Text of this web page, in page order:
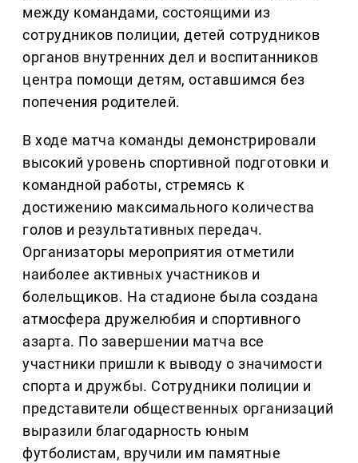
между командами, состоящими из
сотрудников полиции, детей сотрудников
органов внутренних дел и воспитанников
центра помощи детям, оставшимся без
попечения родителей.
В ходе матча команды демонстрировали
высокий уровень спортивной подготовки и
командной работы, стремясь к
достижению максимального количества
голов и результативных передач.
Организаторы мероприятия отметили
наиболее активных участников и
болельщиков. На стадионе была создана
атмосфера дружелюбия и спортивного
азарта. По завершении матча все
участники пришли к выводу о значимости
спорта и дружбы. Сотрудники полиции и
представители общественных организаций
выразили благодарность юным
футболистам, вручили им памятные